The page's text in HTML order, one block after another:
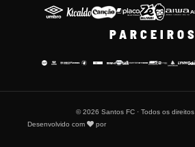
PARCEIROS
© 2026 Santos FC · Todos os
Desenvolvido com
por